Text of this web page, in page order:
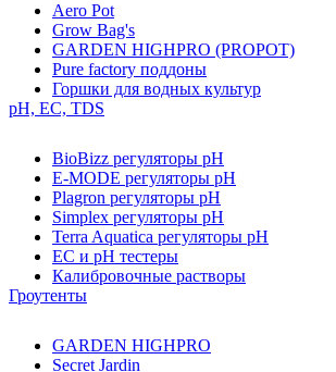
Aero Pot
Grow Bag's
GARDEN HIGHPRO (PROPOT)
Pure factory поддоны
Горшки для водных культур
pH, EC, TDS
BioBizz регуляторы pH
E-MODE регуляторы pH
Plagron регуляторы pH
Simplex регуляторы pH
Terra Aquatica регуляторы pH
EC и pH тестеры
Калибровочные растворы
Гроутенты
GARDEN HIGHPRO
Secret Jardin